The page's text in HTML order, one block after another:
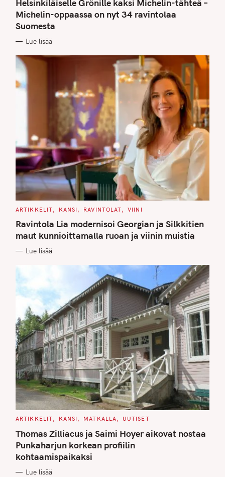
E
G
O
R
I
S
Helsinkiläiselle Grönille kaksi Michelin-tähteä –
Michelin-oppaassa on nyt 34 ravintolaa
Suomesta
Lue lisää
C
T
E
G
O
I
ARTIKKELIT KANSI RAVINTOLAT VIINI
Ravintola Lia modernisoi Georgian ja Silkkitien
maut kunnioittamalla ruoan ja viinin muistia
Lue lisää
C
T
E
G
O
R
I
S
ARTIKKELIT KANSI MATKALLA UUTISET
Thomas Zilliacus ja Saimi Hoyer aikovat nostaa
Punkaharjun korkean profiilin
kohtaamispaikaksi
Lue lisää